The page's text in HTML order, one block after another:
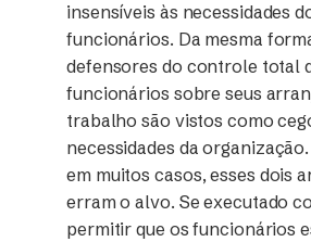
insensíveis às necessidades
funcionários. Da mesma
defensores do controle total
funcionários sobre seus
trabalho são vistos como
necessidades da
em muitos casos, esses dois
erram o alvo. Se executado
permitir que os funcionários